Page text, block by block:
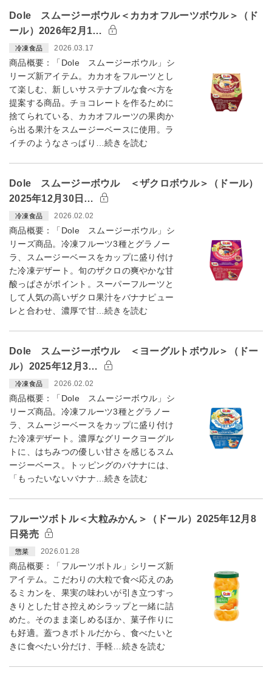
Dole スムージーボウル＜カカオフルーツボウル＞（ド
ール）2026年2月1…
冷凍食品 2026.03.17
商品概要：「Dole スムージーボウル」シ
リーズ新アイテム。カカオをフルーツとし
て楽しむ、新しいサステナブルな食べ方を
提案する商品。チョコレートを作るために
捨てられている、カカオフルーツの果肉か
ら出る果汁をスムージーベースに使用。ラ
イチのようなさっぱり…続きを読む
Dole スムージーボウル ＜ザクロボウル＞（ドール）
2025年12月30日…
冷凍食品 2026.02.02
商品概要：「Dole スムージーボウル」シ
リーズ商品。冷凍フルーツ3種とグラノー
ラ、スムージーベースをカップに盛り付け
た冷凍デザート。旬のザクロの爽やかな甘
酸っぱさがポイント。スーパーフルーツと
して人気の高いザクロ果汁をバナナピュー
レと合わせ、濃厚で甘…続きを読む
Dole スムージーボウル ＜ヨーグルトボウル＞（ドー
ル）2025年12月3…
冷凍食品 2026.02.02
商品概要：「Dole スムージーボウル」シ
リーズ商品。冷凍フルーツ3種とグラノー
ラ、スムージーベースをカップに盛り付け
た冷凍デザート。濃厚なグリークヨーグル
トに、はちみつの優しい甘さを感じるスム
ージーベース。トッピングのバナナには、
「もったいないバナナ…続きを読む
フルーツボトル＜大粒みかん＞（ドール）2025年12月8
日発売
惣菜 2026.01.28
商品概要：「フルーツボトル」シリーズ新
アイテム。こだわりの大粒で食べ応えのあ
るミカンを、果実の味わいが引き立つすっ
きりとした甘さ控えめシラップと一緒に詰
めた。そのまま楽しめるほか、菓子作りに
も好適。蓋つきボトルだから、食べたいと
きに食べたい分だけ、手軽…続きを読む